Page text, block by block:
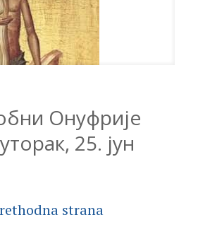
Онуфрије
25. јун
strana